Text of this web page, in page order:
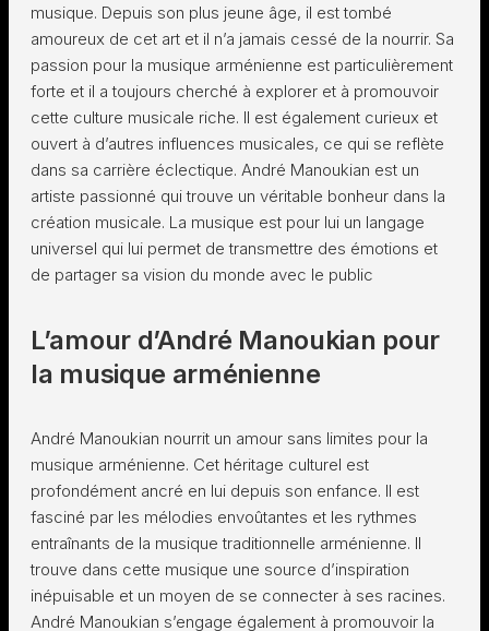
musique. Depuis son plus jeune âge, il est tombé
amoureux de cet art et il n’a jamais cessé de la nourrir. Sa
passion pour la musique arménienne est particulièrement
forte et il a toujours cherché à explorer et à promouvoir
cette culture musicale riche. Il est également curieux et
ouvert à d’autres influences musicales, ce qui se reflète
dans sa carrière éclectique. André Manoukian est un
artiste passionné qui trouve un véritable bonheur dans la
création musicale. La musique est pour lui un langage
universel qui lui permet de transmettre des émotions et
de partager sa vision du monde avec le public
L’amour d’André Manoukian pour
la musique arménienne
André Manoukian nourrit un amour sans limites pour la
musique arménienne. Cet héritage culturel est
profondément ancré en lui depuis son enfance. Il est
fasciné par les mélodies envoûtantes et les rythmes
entraînants de la musique traditionnelle arménienne. Il
trouve dans cette musique une source d’inspiration
inépuisable et un moyen de se connecter à ses racines.
André Manoukian s’engage également à promouvoir la